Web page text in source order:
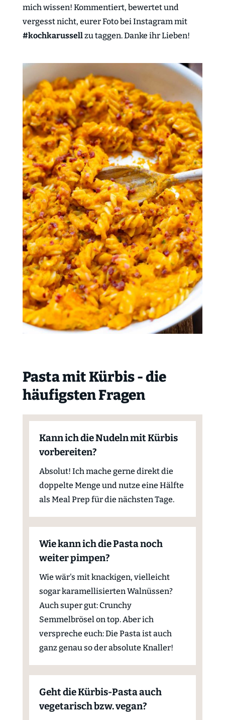
mich wissen! Kommentiert, bewertet und
vergesst nicht, eurer Foto bei Instagram mit
#kochkarussellzu taggen. Danke ihr Lieben!
Pasta mit Kürbis - die
häufigsten Fragen
Kann ich die Nudeln mit Kürbis
vorbereiten?
Absolut! Ich mache gerne direkt die
doppelte Menge und nutze eine Hälfte
als Meal Prep für die nächsten Tage.
Wie kann ich die Pasta noch
weiter pimpen?
Wie wär's mit knackigen, vielleicht
sogar karamellisierten Walnüssen?
Auch super gut: Crunchy
Semmelbrösel on top. Aber ich
verspreche euch: Die Pasta ist auch
ganz genau so der absolute Knaller!
Geht die Kürbis-Pasta auch
vegetarisch bzw. vegan?